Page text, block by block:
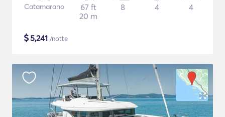
Catamarano
67 ft
20 m
8 4 4
$5,241 /notte